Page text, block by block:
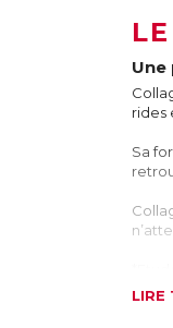
Une
rides
Sa
LIRE